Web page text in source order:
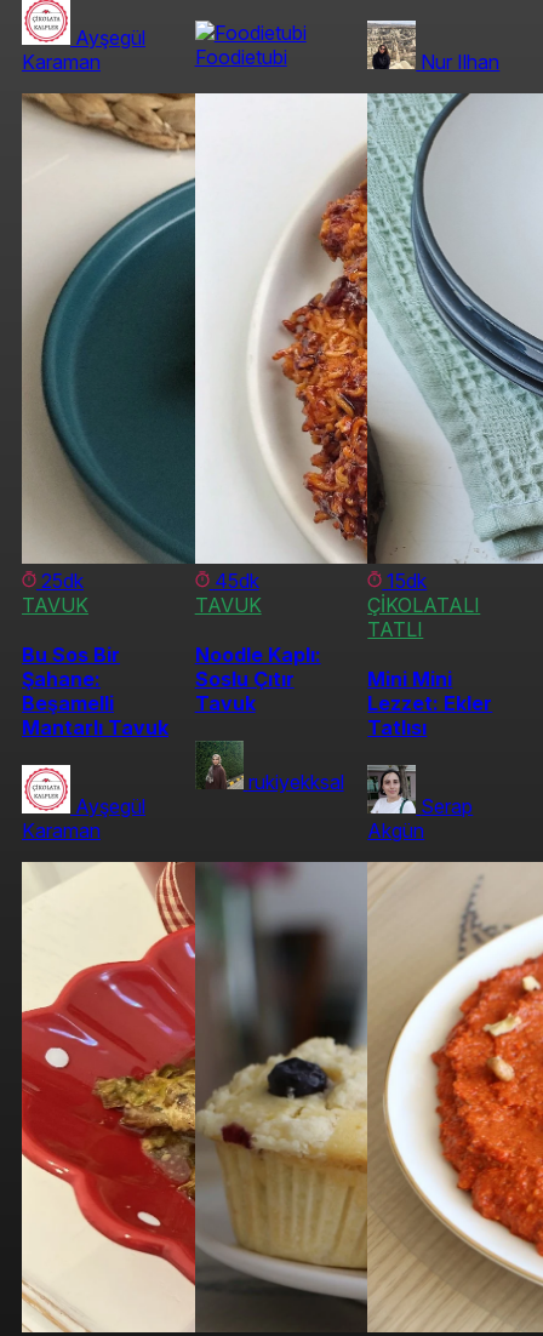
Ayşegül
Karaman
Foodietubi Nur Ilhan
25dk
TAVUK
Bu Sos Bir
Şahane:
Beşamelli
Mantarlı Tavuk
Ayşegül
Karaman
45dk
TAVUK
Noodle Kaplı:
Soslu Çıtır
Tavuk
rukiyekksal
15dk
ÇİKOLATALI
TATLI
Mini Mini
Lezzet: Ekler
Tatlısı
Serap
Akgün